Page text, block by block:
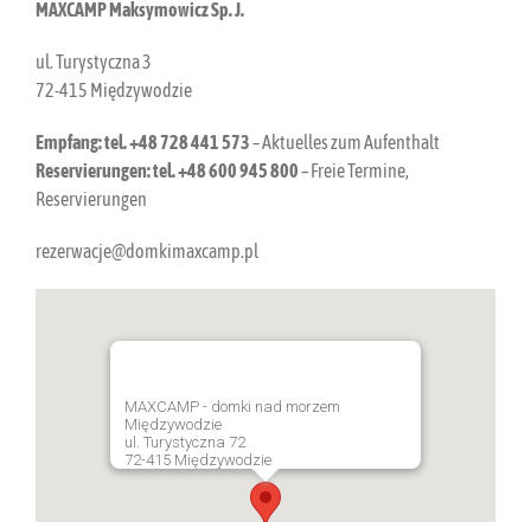
MAXCAMP Maksymowicz Sp. J.
ul. Turystyczna 3
72-415 Międzywodzie
Empfang: tel. +48 728 441 573– Aktuelles zum Aufenthalt
Reservierungen: tel. +48 600 945 800– Freie Termine,
Reservierungen
rezerwacje@domkimaxcamp.pl
MAXCAMP - domki nad morzem
Międzywodzie
ul. Turystyczna 72
72-415 Międzywodzie